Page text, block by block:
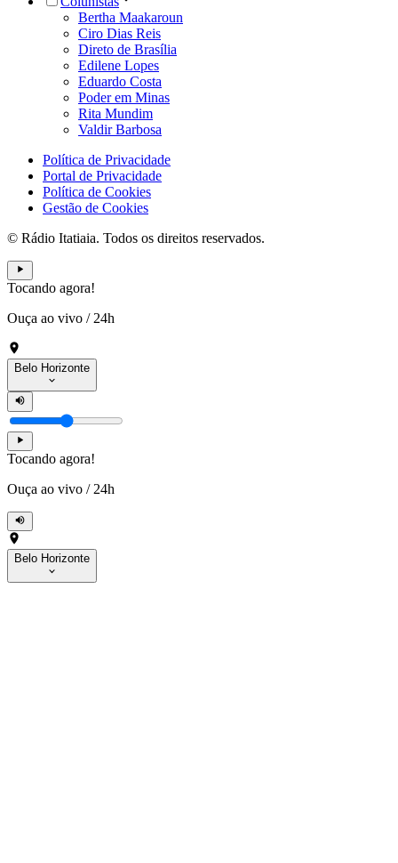
Bertha Maakaroun
Ciro Dias Reis
Direto de Brasília
Edilene Lopes
Eduardo Costa
Poder em Minas
Rita Mundim
Valdir Barbosa
Política de Privacidade
Portal de Privacidade
Política de Cookies
Gestão de Cookies
© Rádio Itatiaia. Todos os direitos reservados.
Tocando agora!
Ouça ao vivo / 24h
Belo Horizonte
Tocando agora!
Ouça ao vivo / 24h
Belo Horizonte